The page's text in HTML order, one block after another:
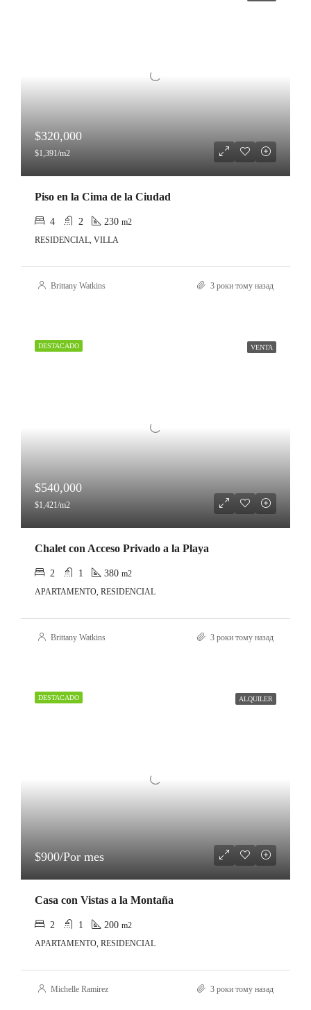
$320,000
$1,391/m2
Piso en la Cima de la Ciudad
4 2 230 m2
RESIDENCIAL, VILLA
Brittany Watkins 3 роки тому назад
DESTACADO VENTA
$540,000
$1,421/m2
Chalet con Acceso Privado a la Playa
2 1 380 m2
APARTAMENTO, RESIDENCIAL
Brittany Watkins 3 роки тому назад
DESTACADO ALQUILER
$900/Por mes
Casa con Vistas a la Montaña
2 1 200 m2
APARTAMENTO, RESIDENCIAL
Michelle Ramirez 3 роки тому назад